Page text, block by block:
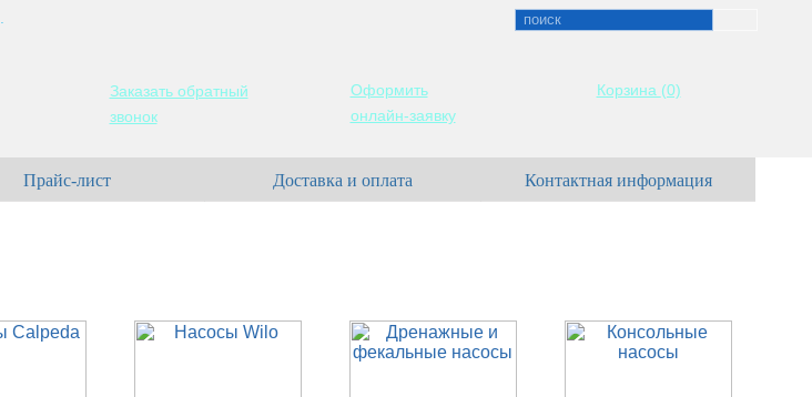
Заказать обратный
звонок
Оформить
онлайн-заявку
Корзина (0)
Прайс-лист Доставка и оплата Контактная информация